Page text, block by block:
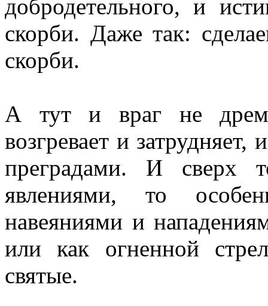
добродетельного, и
скорби. Даже так:
скорби.
А тут и враг не
возгревает и
преградами. И сверх
явлениями, то
навеяниями и
или как огненной
святые.